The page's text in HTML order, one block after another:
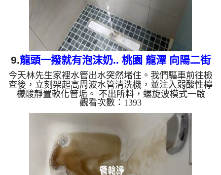
9.龍頭一撥就有泡沫奶.. 桃園 龍潭 向陽二街
洗水管
今天林先生家裡水管出水突然堵住。我們驅車前往檢
查後，立刻架起高周波水管清洗機，並注入弱酸性檸
檬酸靜置軟化管垢。 不出所料，螺旋波模式一啟
動，髒水變成的「泡沫牛奶」，還噴出一大塊異物！
這就是長年累積在管壁的泥沙與鐵鏽。經過兩個小時
的奮鬥，出水終於變乾淨，出水量也恢復了。 為什
麼水管需要定期「大掃除」？ 管壁髒汙靠一般水壓
難以清除，不同的水質也會產生不同的「色彩反
應」： 咖啡色（鐵鏽/泥沙）： 常見於自來水管線老
化。 石油黑（氧化錳）： 抽取地下水常見的黑色管
垢。 ...
觀看次數：1393